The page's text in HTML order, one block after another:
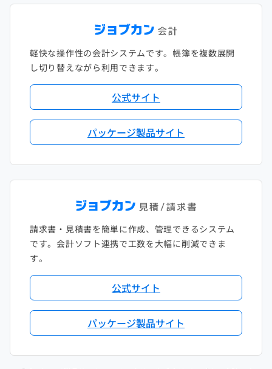
軽快な操作性の会計システムです。帳簿を複数展開
し切り替えながら利用できます。
公式サイト
パッケージ製品サイト
請求書・見積書を簡単に作成、管理できるシステム
です。会計ソフト連携で工数を大幅に削減できま
す。
公式サイト
パッケージ製品サイト